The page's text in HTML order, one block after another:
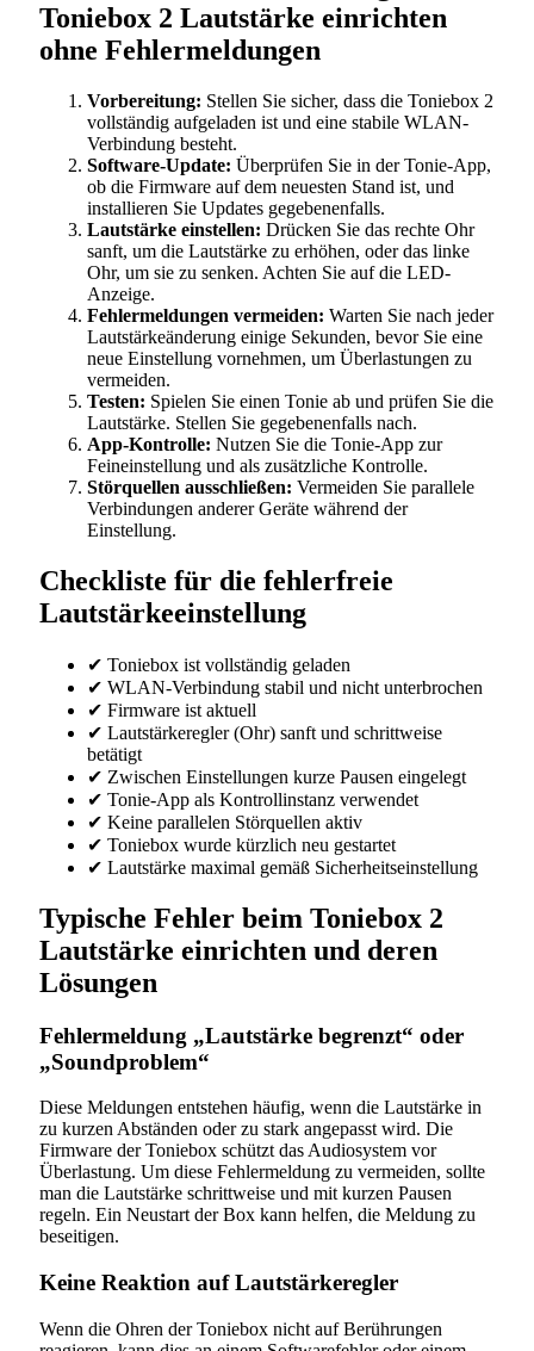
Toniebox 2 Lautstärke einrichten
ohne Fehlermeldungen
Vorbereitung: Stellen Sie sicher, dass die Toniebox 2
vollständig aufgeladen ist und eine stabile WLAN-
Verbindung besteht.
Software-Update: Überprüfen Sie in der Tonie-App,
ob die Firmware auf dem neuesten Stand ist, und
installieren Sie Updates gegebenenfalls.
Lautstärke einstellen: Drücken Sie das rechte Ohr
sanft, um die Lautstärke zu erhöhen, oder das linke
Ohr, um sie zu senken. Achten Sie auf die LED-
Anzeige.
Fehlermeldungen vermeiden: Warten Sie nach jeder
Lautstärkeänderung einige Sekunden, bevor Sie eine
neue Einstellung vornehmen, um Überlastungen zu
vermeiden.
Testen: Spielen Sie einen Tonie ab und prüfen Sie die
Lautstärke. Stellen Sie gegebenenfalls nach.
App-Kontrolle: Nutzen Sie die Tonie-App zur
Feineinstellung und als zusätzliche Kontrolle.
Störquellen ausschließen: Vermeiden Sie parallele
Verbindungen anderer Geräte während der
Einstellung.
Checkliste für die fehlerfreie
Lautstärkeeinstellung
✔ Toniebox ist vollständig geladen
✔ WLAN-Verbindung stabil und nicht unterbrochen
✔ Firmware ist aktuell
✔ Lautstärkeregler (Ohr) sanft und schrittweise
betätigt
✔ Zwischen Einstellungen kurze Pausen eingelegt
✔ Tonie-App als Kontrollinstanz verwendet
✔ Keine parallelen Störquellen aktiv
✔ Toniebox wurde kürzlich neu gestartet
✔ Lautstärke maximal gemäß Sicherheitseinstellung
Typische Fehler beim Toniebox 2
Lautstärke einrichten und deren
Lösungen
Fehlermeldung „Lautstärke begrenzt“ oder
„Soundproblem“
Diese Meldungen entstehen häufig, wenn die Lautstärke in
zu kurzen Abständen oder zu stark angepasst wird. Die
Firmware der Toniebox schützt das Audiosystem vor
Überlastung. Um diese Fehlermeldung zu vermeiden, sollte
man die Lautstärke schrittweise und mit kurzen Pausen
regeln. Ein Neustart der Box kann helfen, die Meldung zu
beseitigen.
Keine Reaktion auf Lautstärkeregler
Wenn die Ohren der Toniebox nicht auf Berührungen